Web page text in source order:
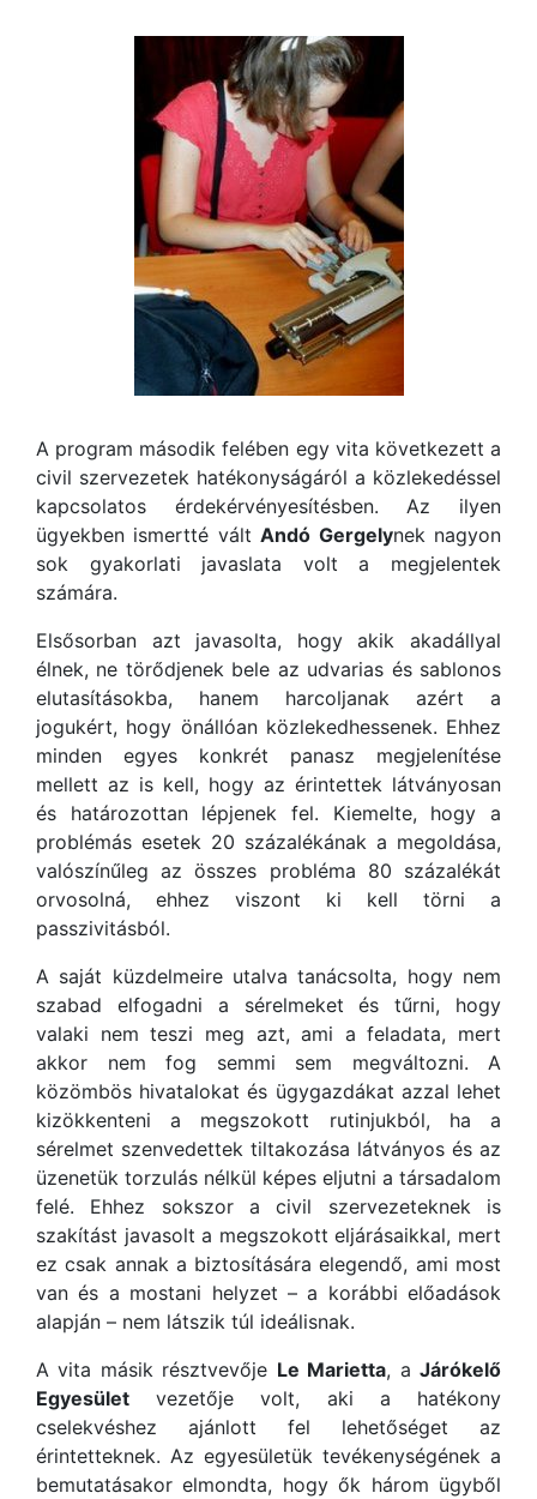
A program második felében egy vita következett a
civil szervezetek hatékonyságáról a közlekedéssel
kapcsolatos érdekérvényesítésben. Az ilyen
ügyekben ismertté váltAndó Gergelynek nagyon
sok gyakorlati javaslata volt a megjelentek
számára.
Elsősorban azt javasolta, hogy akik akadállyal
élnek, ne törődjenek bele az udvarias és sablonos
elutasításokba, hanem harcoljanak azért a
jogukért, hogy önállóan közlekedhessenek. Ehhez
minden egyes konkrét panasz megjelenítése
mellett az is kell, hogy az érintettek látványosan
és határozottan lépjenek fel. Kiemelte, hogy a
problémás esetek 20 százalékának a megoldása,
valószínűleg az összes probléma 80 százalékát
orvosolná, ehhez viszont ki kell törni a
passzivitásból.
A saját küzdelmeire utalva tanácsolta, hogy nem
szabad elfogadni a sérelmeket és tűrni, hogy
valaki nem teszi meg azt, ami a feladata, mert
akkor nem fog semmi sem megváltozni. A
közömbös hivatalokat és ügygazdákat azzal lehet
kizökkenteni a megszokott rutinjukból, ha a
sérelmet szenvedettek tiltakozása látványos és az
üzenetük torzulás nélkül képes eljutni a társadalom
felé. Ehhez sokszor a civil szervezeteknek is
szakítást javasolt a megszokott eljárásaikkal, mert
ez csak annak a biztosítására elegendő, ami most
van és a mostani helyzet – a korábbi előadások
alapján – nem látszik túl ideálisnak.
A vita másik résztvevője Le Marietta, aJárókelő
Egyesület vezetője volt, aki a hatékony
cselekvéshez ajánlott fel lehetőséget az
érintetteknek. Az egyesületük tevékenységének a
bemutatásakor elmondta, hogy ők három ügyből